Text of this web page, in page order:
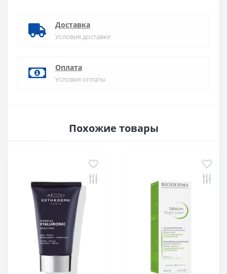
Доставка
Условия доставки
Оплата
Условия оплаты
Похожие товары